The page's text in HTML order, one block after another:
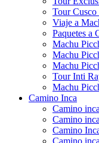
Tour
Viaje a
Paquetes a
Machu
Machu
Machu
Tour Inti
Machu
Camino Inca
Camino
Camino
Camino
Camino